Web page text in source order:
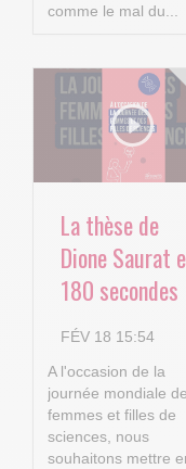
comme le mal du...
La thèse de
Dione Saurat
180 secondes
FÉV 18 15:54
A l'occasion de la
journée mondiale
femmes et filles de
sciences, nous
souhaitons mettre